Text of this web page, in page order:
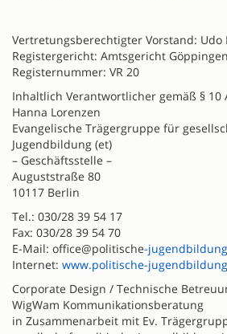
Vertretungsberechtigter Vorstand: Udo
Registergericht: Amtsgericht Göppingen
Registernummer: VR 20
Inhaltlich Verantwortlicher gemäß § 10
Hanna Lorenzen
Evangelische Trägergruppe für
Jugendbildung (et)
– Geschäftsstelle –
Auguststraße 80
10117 Berlin
Tel.: 030/28 39 54 17
Fax: 030/28 39 54 70
E-Mail: office@politische-
Internet: www.politische-
Corporate Design / Technische
WigWam Kommunikationsberatung
in Zusammenarbeit mit Ev.